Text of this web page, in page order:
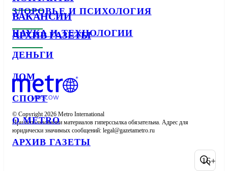
ЗДОРОВЬЕ И ПСИХОЛОГИЯ
НАУКА И ТЕХНОЛОГИИ
ДЕНЬГИ
ДОМ
СПОРТ
О METRO
АРХИВ ГАЗЕТЫ
ВАКАНСИИ
АРХИВ ГАЗЕТЫ
© Copyright 2026 Metro International
При использовании материалов гиперссылка обязательна. Адрес для
юридически значимых сообщений:
16+